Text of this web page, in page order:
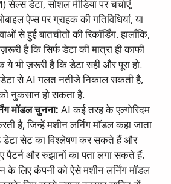
सेल्स डेटा, सोशल मीडिया पर चर्चाएं,
ऐप्स पर ग्राहक की गतिविधियां, या
से हुई बातचीतों की रिकॉर्डिंग. हालाँकि,
है कि सिर्फ डेटा की मात्रा ही काफी
ये भी ज़रूरी है कि डेटा सही और पूरा हो.
से AI गलत नतीजे निकाल सकती है,
नुकसान हो सकता है.
मॉडलचुनना: AI कई तरह के एल्गोरिदम
है, जिन्हें मशीन लर्निंग मॉडल कहा जाता
डेटा सेट का विश्लेषण कर सकते हैं और
पैटर्न और रुझानों का पता लगा सकते हैं.
के लिए कंपनी को ऐसे मशीन लर्निंग मॉडल